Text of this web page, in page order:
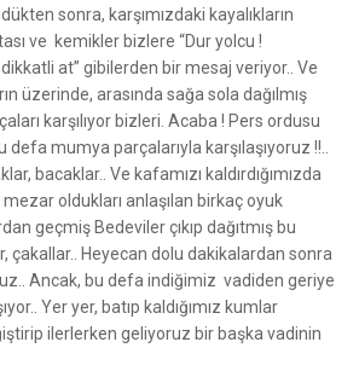
sonra, karşımızdaki kayalıkların
ve kemikler bizlere “Dur yolcu !
dikkatli at” gibilerden bir mesaj veriyor.. Ve
üzerinde, arasında sağa sola dağılmış
karşılıyor bizleri. Acaba ! Pers ordusu
mumya parçalarıyla karşılaşıyoruz !!..
bacaklar.. Ve kafamızı kaldırdığımızda
oldukları anlaşılan birkaç oyuk
geçmiş Bedeviler çıkıp dağıtmış bu
çakallar.. Heyecan dolu dakikalardan sonra
Ancak, bu defa indiğimiz vadiden geriye
Yer yer, batıp kaldığımız kumlar
ilerlerken geliyoruz bir başka vadinin